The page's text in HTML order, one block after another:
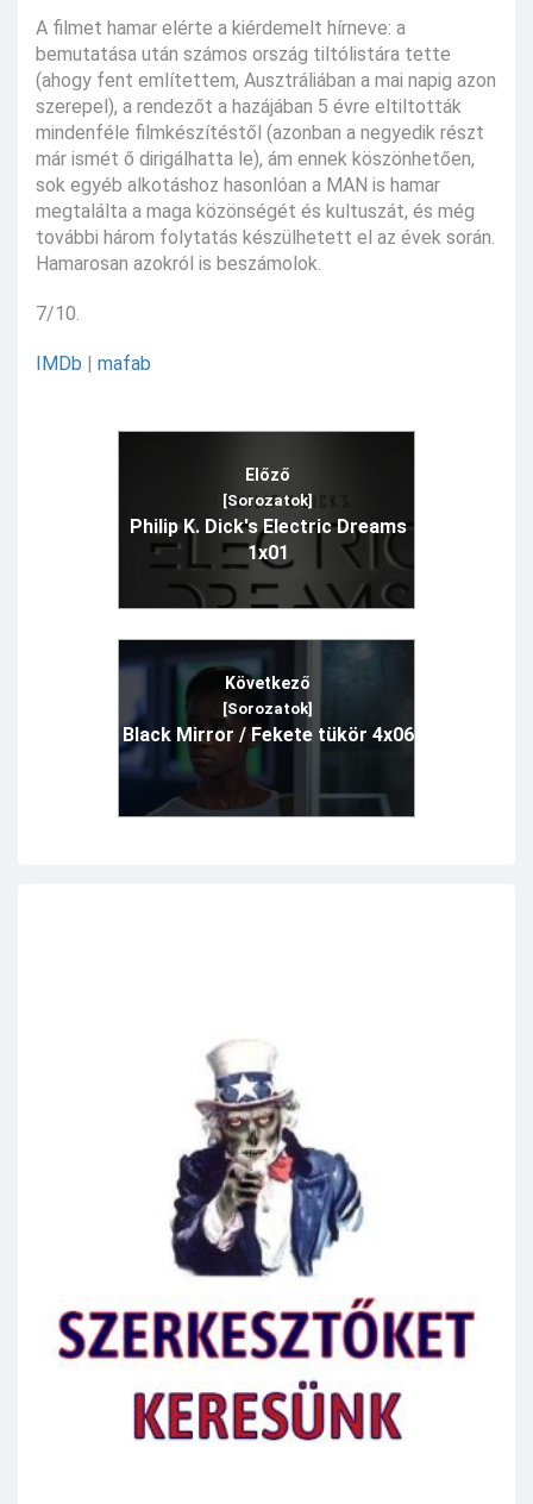
A filmet hamar elérte a kiérdemelt hírneve: a
bemutatása után számos ország tiltólistára tette
(ahogy fent említettem, Ausztráliában a mai napig azon
szerepel), a rendezőt a hazájában 5 évre eltiltották
mindenféle filmkészítéstől (azonban a negyedik részt
már ismét ő dirigálhatta le), ám ennek köszönhetően,
sok egyéb alkotáshoz hasonlóan a MAN is hamar
megtalálta a maga közönségét és kultuszát, és még
további három folytatás készülhetett el az évek során.
Hamarosan azokról is beszámolok.
7/10.
IMDb | mafab
Előző
[Sorozatok]
Philip K. Dick's Electric Dreams
1x01
Következő
[Sorozatok]
Black Mirror / Fekete tükör 4x06